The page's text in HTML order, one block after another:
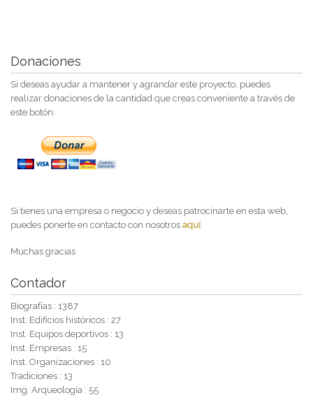
Donaciones
Si deseas ayudar a mantener y agrandar este proyecto, puedes
realizar donaciones de la cantidad que creas conveniente a través de
este botón:
Si tienes una empresa o negocio y deseas patrocinarte en esta web,
puedes ponerte en contacto con nosotros aquí
Muchas gracias
Contador
Biografías : 1387
Inst. Edificios históricos : 27
Inst. Equipos deportivos : 13
Inst. Empresas : 15
Inst. Organizaciones : 10
Tradiciones : 13
Img. Arqueología : 55